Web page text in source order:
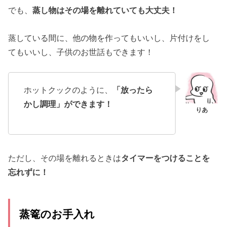
でも、蒸し物はその場を離れていても大丈夫！
蒸している間に、他の物を作ってもいいし、片付けをし
てもいいし、子供のお世話もできます！
ホットクックのように、
「放ったら
かし調理」ができます！
ただし、その場を離れるときはタイマーをつけることを
忘れずに！
蒸篭のお手入れ